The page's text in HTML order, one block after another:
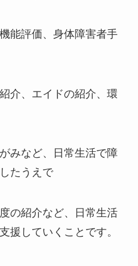
能評価、身体障害者手
介、エイドの紹介、環
みなど、日常生活で障
たうえで
の紹介など、日常生活
援していくことです。